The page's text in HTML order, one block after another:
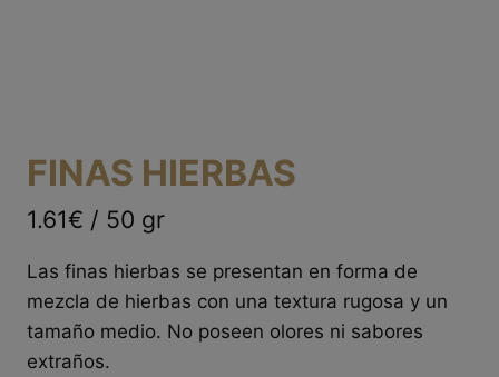
FINAS HIERBAS
1.61€ / 50 gr
Las finas hierbas se presentan en forma de
mezcla de hierbas con una textura rugosa y un
tamaño medio. No poseen olores ni sabores
extraños.